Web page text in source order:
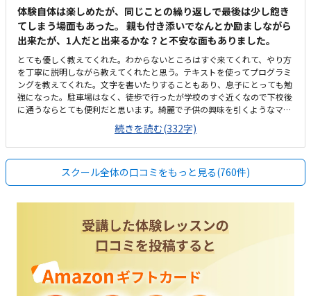
体験自体は楽しめたが、同じことの繰り返しで最後は少し飽き
てしまう場面もあった。 親も付き添いでなんとか励ましながら
出来たが、1人だと出来るかな？と不安な面もありました。
とても優しく教えてくれた。わからないところはすぐ来てくれて、やり方
を丁寧に説明しながら教えてくれたと思う。テキストを使ってプログラミ
ングを教えてくれた。文字を書いたりすることもあり、息子にとっても勉
強になった。駐車場はなく、徒歩で行ったが学校のすぐ近くなので下校後
に通うならとても便利だと思います。綺麗で子供の興味を引くようなマイ
クラのものなどもあり低学年でも抵抗なく通えそうなクラスの雰囲気でし
た。あまり説明がなかったのでわからないが、月額は一般的な価格だっ
た。ただ年間でかかる設備費や教材費などを含めると少し高めだなと感じ
たマイクラを使っての授業だったのでとても楽しそうに受けられた。勉強
嫌いでもすんなり始められたので、勉強に苦手意識がある子でも楽しめる
と思う
続きを読む(332字)
スクール全体の口コミをもっと見る(760件)